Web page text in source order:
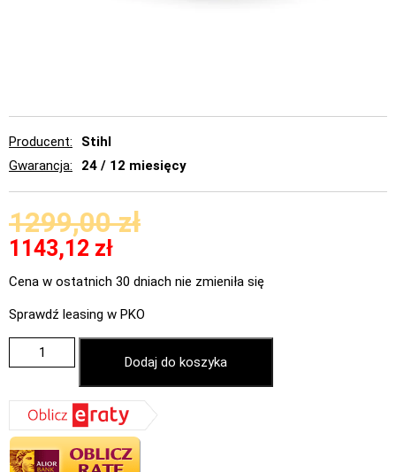
Producent
Stihl
Gwarancja
24 / 12 miesięcy
1299,00zł
1143,12 zł
Cena w ostatnich 30 dniach nie zmieniła się
Sprawdź leasing w PKO
Dodaj do koszyka